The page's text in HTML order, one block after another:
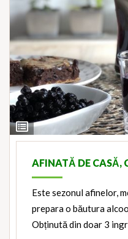
View
Ingredients
AFINATĂ DE CASĂ,
Este sezonul afinelor,
prepara o băutura
Obținută din doar 3